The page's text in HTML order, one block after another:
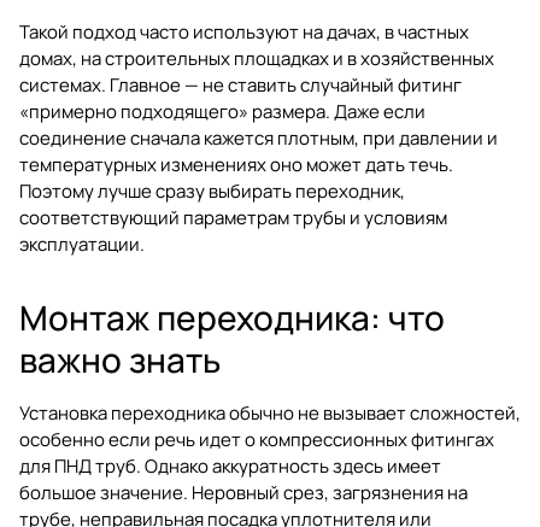
Такой подход часто используют на дачах, в частных
домах, на строительных площадках и в хозяйственных
системах. Главное — не ставить случайный фитинг
«примерно подходящего» размера. Даже если
соединение сначала кажется плотным, при давлении и
температурных изменениях оно может дать течь.
Поэтому лучше сразу выбирать переходник,
соответствующий параметрам трубы и условиям
эксплуатации.
Монтаж переходника: что
важно знать
Установка переходника обычно не вызывает сложностей,
особенно если речь идет о компрессионных фитингах
для ПНД труб. Однако аккуратность здесь имеет
большое значение. Неровный срез, загрязнения на
трубе, неправильная посадка уплотнителя или